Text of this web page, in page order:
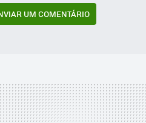
UM COMENTÁRIO